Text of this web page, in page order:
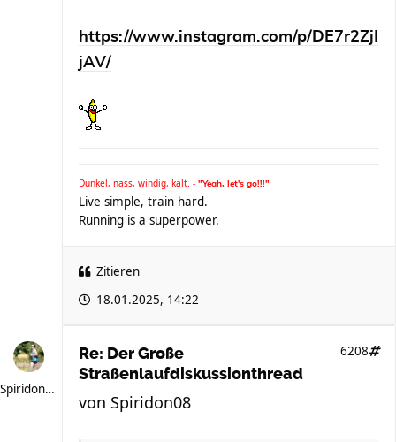
https://www.instagram.com/p/DE7r2ZjI
jAV/
Dunkel, nass, windig, kalt. - "Yeah, let's go!!!"
Live simple, train hard.
Running is a superpower.
Zitieren
18.01.2025, 14:22
Spiridon08
Re: Der Große
Straßenlaufdiskussionthread
6208
von Spiridon08